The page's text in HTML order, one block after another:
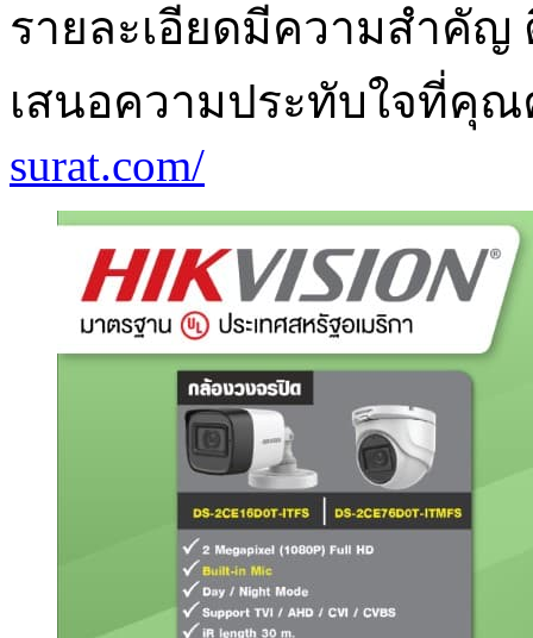
รายละเอียดมีความสำคัญ
เสนอความประทับใจที่คุ
surat.com/